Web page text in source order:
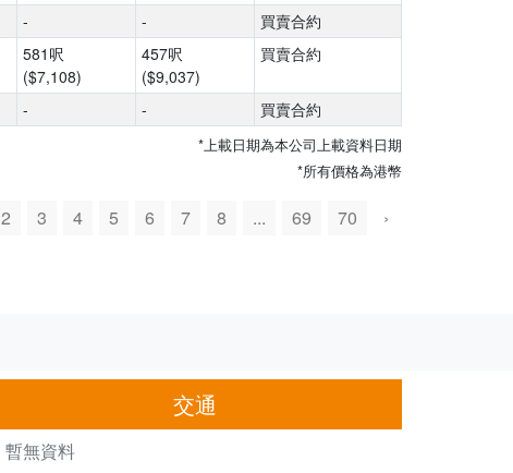
- -
買賣合約
581呎
($7,108)
457呎
($9,037)
買賣合約
- - 買賣合約
*上載日期為本公司上載資料日期
*所有價格為港幣
2 3 4 5 6 7 8 ... 69 70 ›
交通
暫無資料